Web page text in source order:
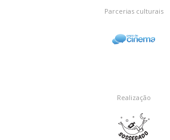
Parcerias culturais
Realização